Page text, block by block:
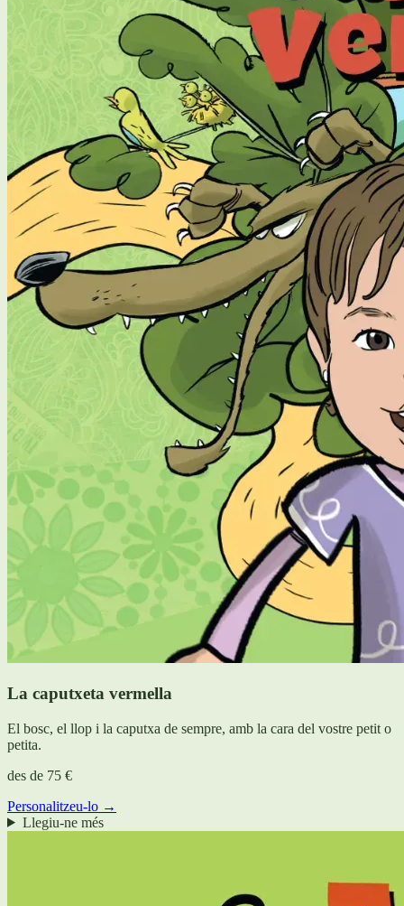
La caputxeta vermella
El bosc, el llop i la caputxa de sempre, amb la cara del vostre petit o
petita.
des de 75 €
Personalitzeu-lo →
Llegiu-ne més